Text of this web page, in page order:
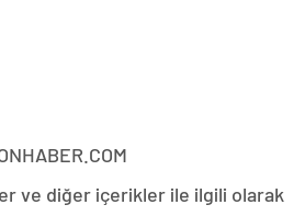
ve diğer içerikler ile ilgili olarak